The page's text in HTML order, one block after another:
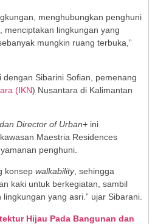
menghubungkan penghuni
menciptakan lingkungan yang
mungkin ruang terbuka,”
Sibarini Sofian, pemenang
(IKN) Nusantara di Kalimantan
Director of Urban+ ini
Maestria Residences
penghuni.
konsep walkability, sehingga
kaki untuk berkegiatan, sambil
yang asri.” ujar Sibarani.
Hijau Pada Bangunan dan